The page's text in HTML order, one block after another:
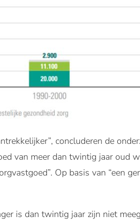
concluderen de
van meer dan twintig jaar oud
Op basis van “een
is dan twintig jaar zijn niet